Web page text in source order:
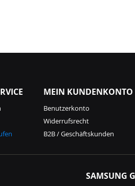
MEIN KUNDENKONTO
Benutzerkonto
Widerrufsrecht
B2B / Geschäftskunden
SAMSUNG